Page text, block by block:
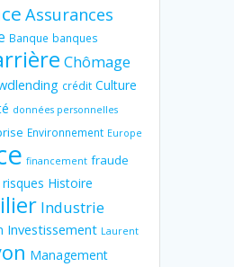
Assurances
Banque banques
Chômage
crédit Culture
données personnelles
Environnement Europe
financement fraude
Histoire
Industrie
Investissement Laurent
Management